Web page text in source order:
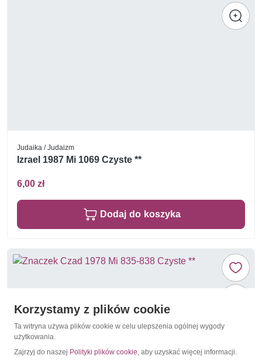
Judaika / Judaizm
Izrael 1987 Mi 1069 Czyste **
6,00 zł
Dodaj do koszyka
Korzystamy z plików cookie
Ta witryna używa plików cookie w celu ulepszenia ogólnej wygody
użytkowania.
Zajrzyj do naszej Polityki plików cookie, aby uzyskać więcej informacji.